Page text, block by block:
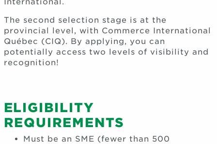
The second selection stage is at the
provincial level, with Commerce International
Québec (CIQ). By applying, you can
potentially access two levels of visibility and
recognition!
ELIGIBILITY
REQUIREMENTS
Must be an SME (fewer than 500